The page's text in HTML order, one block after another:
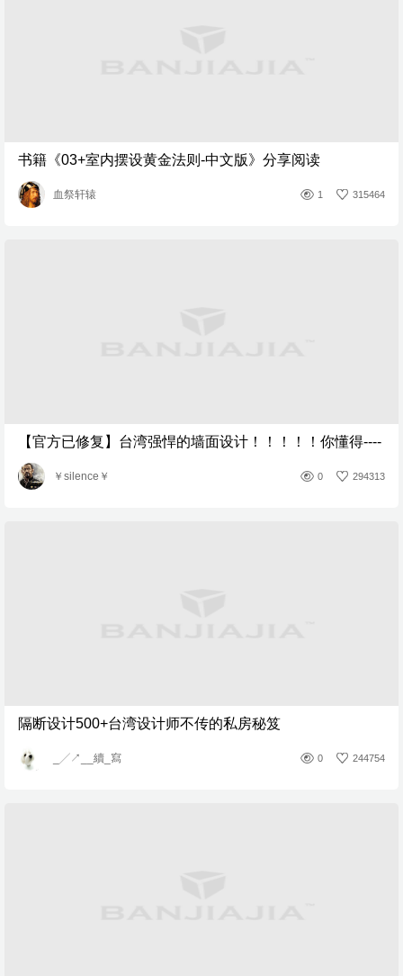
书籍《03+室内摆设黄金法则-中文版》分享阅读
血祭轩辕 1 315464
【官方已修复】台湾强悍的墙面设计！！！！！你懂得----
￥silence￥ 0 294313
隔断设计500+台湾设计师不传的私房秘笈
_╱↗__續_寫 0 244754